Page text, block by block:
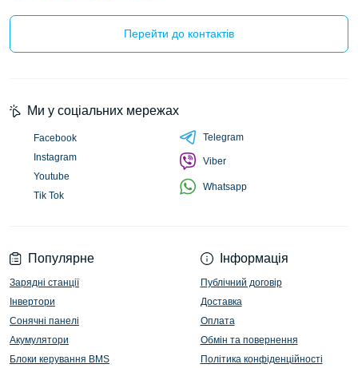
Перейти до контактів
Популярне
Зарядні станції
Інвертори
Сонячні панелі
Акумулятори
Блоки керування BMS
Інформація
Публічний договір
Доставка
Оплата
Обмін та повернення
Політика конфіденційності
Ми у соціальних мережах
Facebook
Instagram
Youtube
Tik Tok
Telegram
Viber
Whatsapp